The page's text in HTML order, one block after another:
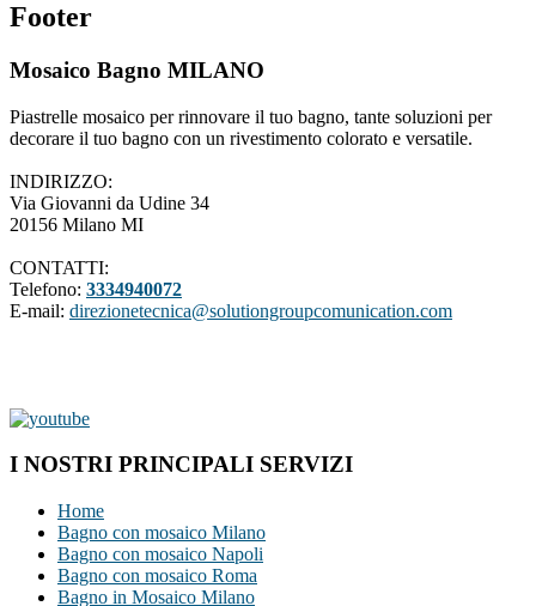
Footer
Mosaico Bagno MILANO
Piastrelle mosaico per rinnovare il tuo bagno, tante soluzioni per
decorare il tuo bagno con un rivestimento colorato e versatile.
INDIRIZZO:
Via Giovanni da Udine 34
20156 Milano MI
CONTATTI:
Telefono: 3334940072
E-mail: direzionetecnica@solutiongroupcomunication.com
I NOSTRI PRINCIPALI SERVIZI
Home
Bagno con mosaico Milano
Bagno con mosaico Napoli
Bagno con mosaico Roma
Bagno in Mosaico Milano